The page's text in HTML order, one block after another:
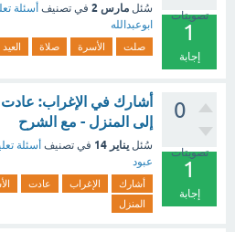
تصويتات
1
إجابة
سُئل مارس 2 في تصنيف أسئلة
ابوعبدالله
صلت الأسرة صلاة العيد
0
تصويتات
1
إجابة
أشارك في الإغراب: عادت
إلى المنزل - مع الشرح
سُئل يناير 14 في تصنيف أسئلة
عبود
أشارك الإغراب عادت
المنزل